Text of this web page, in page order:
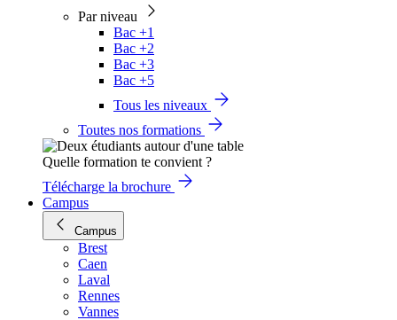
Par niveau
Bac +1
Bac +2
Bac +3
Bac +5
Tous les niveaux
Toutes nos formations
Quelle formation te convient ?
Télécharge la brochure
Campus
Campus
Brest
Caen
Laval
Rennes
Vannes